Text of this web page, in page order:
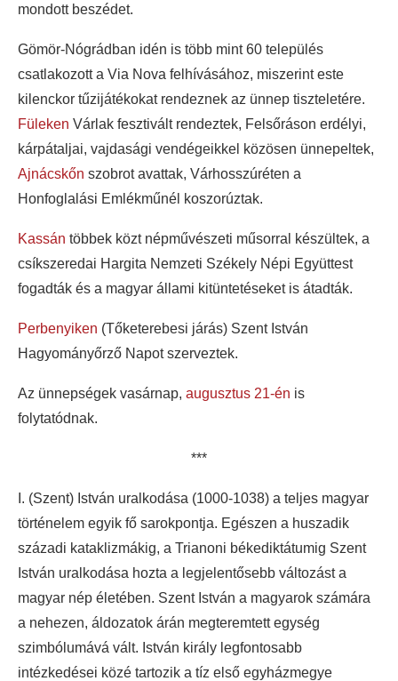
mondott beszédet.
Gömör-Nógrádban idén is több mint 60 település
csatlakozott a Via Nova felhívásához, miszerint este
kilenckor tűzijátékokat rendeznek az ünnep tiszteletére.
Füleken Várlak fesztivált rendeztek, Felsőráson erdélyi,
kárpátaljai, vajdasági vendégeikkel közösen ünnepeltek,
Ajnácskőn szobrot avattak, Várhosszúréten a
Honfoglalási Emlékműnél koszorúztak.
Kassán többek közt népművészeti műsorral készültek, a
csíkszeredai Hargita Nemzeti Székely Népi Együttest
fogadták és a magyar állami kitüntetéseket is átadták.
Perbenyiken (Tőketerebesi járás) Szent István
Hagyományőrző Napot szerveztek.
Az ünnepségek vasárnap, augusztus 21-én is
folytatódnak.
***
I. (Szent) István uralkodása (1000-1038) a teljes magyar
történelem egyik fő sarokpontja. Egészen a huszadik
századi kataklizmákig, a Trianoni békediktátumig Szent
István uralkodása hozta a legjelentősebb változást a
magyar nép életében. Szent István a magyarok számára
a nehezen, áldozatok árán megteremtett egység
szimbólumává vált. István király legfontosabb
intézkedései közé tartozik a tíz első egyházmegye